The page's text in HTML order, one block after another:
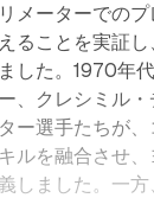
メーターでの
ることを実証
した。1970年
、クレシミル
ー選手たちが
ルを融合させ
しました。一